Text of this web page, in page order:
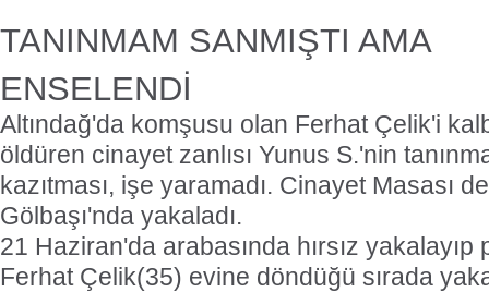
TANINMAM SANMIŞTI AMA
ENSELENDİ
Altındağ'da komşusu olan Ferhat Çelik'i
öldüren cinayet zanlısı Yunus S.'nin
kazıtması, işe yaramadı. Cinayet Masası
Gölbaşı'nda yakaladı.
21 Haziran'da arabasında hırsız
Ferhat Çelik(35) evine döndüğü sırada